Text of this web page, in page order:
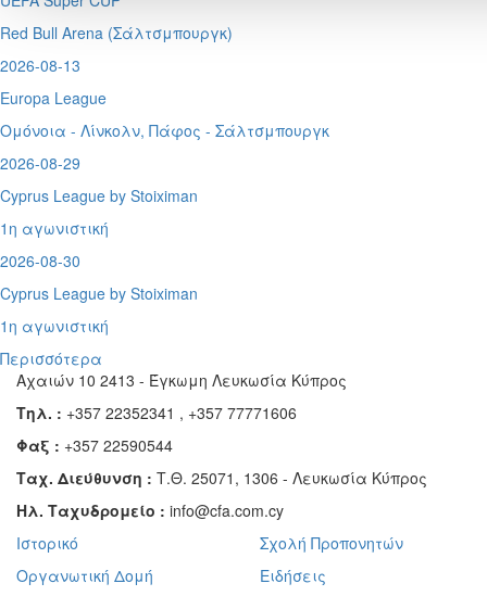
Red Bull Arena (Σάλτσμπουργκ)
2026-08-13
Europa League
Ομόνοια - Λίνκολν, Πάφος - Σάλτσμπουργκ
2026-08-29
Cyprus League by Stoiximan
1η αγωνιστική
2026-08-30
Cyprus League by Stoiximan
1η αγωνιστική
Περισσότερα
Αχαιών 10 2413 - Έγκωμη Λευκωσία Κύπρος
Τηλ. : +357 22352341 , +357 77771606
Φαξ : +357 22590544
Ταχ. Διεύθυνση : Τ.Θ. 25071, 1306 - Λευκωσία Κύπρος
Ηλ. Ταχυδρομείο : info@cfa.com.cy
Ιστορικό
Οργανωτική Δομή
Σχολή Προπονητών
Ειδήσεις